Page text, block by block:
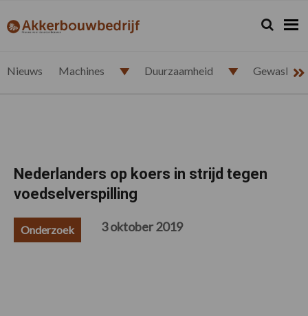
de
de
de
de
akkerbouwbedrijf.nl Zoeken...
Zoek
Nieuws Machines Duurzaamheid
Nederlanders op koers in strijd tegen
voedselverspilling
Onderzoek 3 oktober 2019